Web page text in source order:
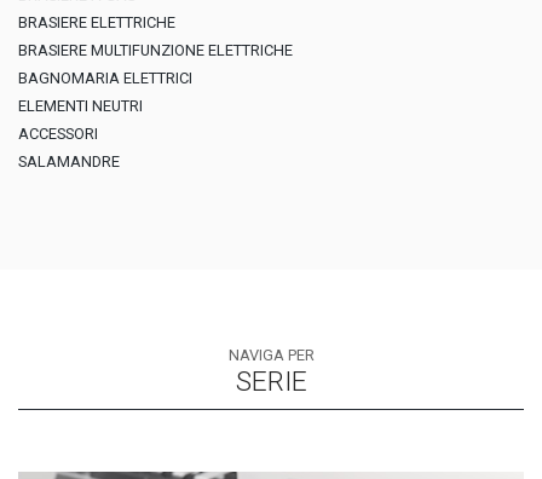
BRASIERE ELETTRICHE
BRASIERE MULTIFUNZIONE ELETTRICHE
BAGNOMARIA ELETTRICI
ELEMENTI NEUTRI
ACCESSORI
SALAMANDRE
NAVIGA PER
SERIE